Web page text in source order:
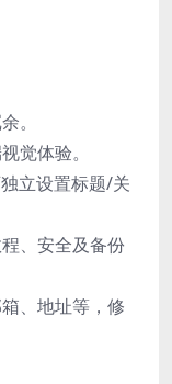
。
觉体验。
立设置标题/关
、安全及备份
、地址等，修